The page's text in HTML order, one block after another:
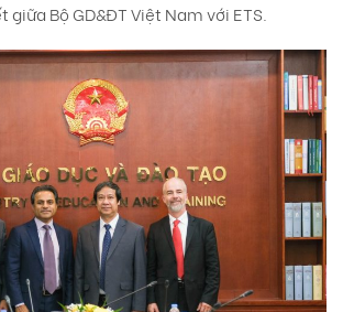
Bộ GD&ĐT Việt Nam với ETS.